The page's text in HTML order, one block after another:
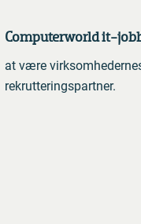
Computerworld it-
at være
rekrutteringspartner.